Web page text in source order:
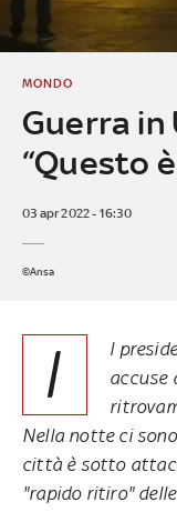
Guerra in
“Questo
MONDO
03 apr 2022 - 16:30
©Ansa
I
l
accuse
Nella notte ci
città è sotto
"rapido ritiro"